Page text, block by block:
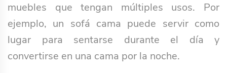
muebles que tengan múltiples usos. Por
ejemplo, un sofá cama puede servir como
lugar para sentarse durante el día y
convertirse en una cama por la noche.